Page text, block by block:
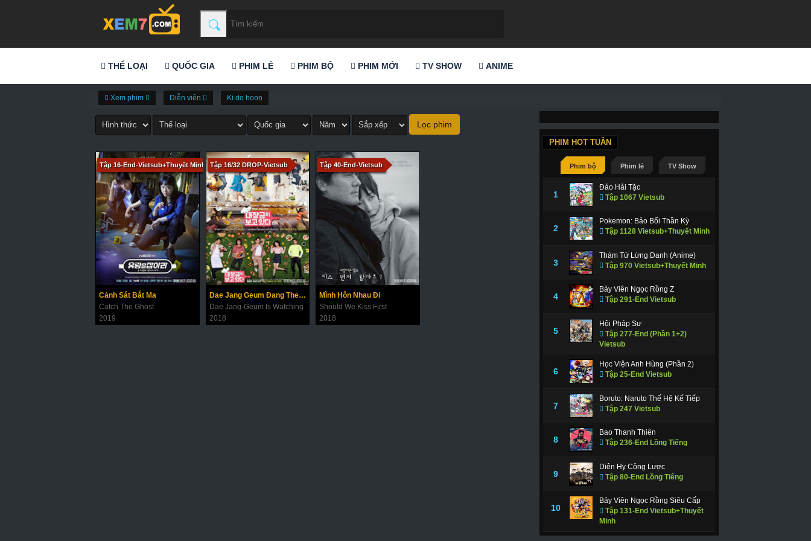
THỂ LOẠI QUỐC GIA PHIM LẺ PHIM BỘ PHIM MỚI TV SHOW ANIME
Xem phim Diễn viên Ki do hoon
Tập 16-End-Vietsub+Thuyết Minh
Cảnh Sát Bắt Ma
Catch The Ghost
2019
Tập 16/32 DROP-Vietsub
Dae Jang Geum Đang Theo Dõi
Dae Jang-Geum Is Watching
2018
Tập 40-End-Vietsub
Mình Hôn Nhau Đi
Should We Kiss First
2018
PHIM HOT TUẦN
Phim bộ Phim lẻ TV Show
1
Đảo Hải Tặc
Tập 1067 Vietsub
2
Pokemon: Bảo Bối Thần Kỳ
Tập 1128 Vietsub+Thuyết Minh
3
Thám Tử Lừng Danh (Anime)
Tập 970 Vietsub+Thuyết Minh
4
Bảy Viên Ngọc Rồng Z
Tập 291-End Vietsub
5
Hội Pháp Sư
Tập 277-End (Phần 1+2)
Vietsub
6
Học Viện Anh Hùng (Phần 2)
Tập 25-End Vietsub
7
Boruto: Naruto Thế Hệ Kế Tiếp
Tập 247 Vietsub
8
Bao Thanh Thiên
Tập 236-End Lồng Tiếng
9
Diên Hy Công Lược
Tập 80-End Lồng Tiếng
10
Bảy Viên Ngọc Rồng Siêu Cấp
Tập 131-End Vietsub+Thuyết
Minh